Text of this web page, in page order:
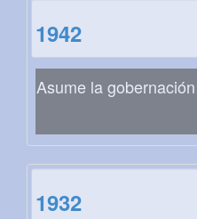
1942
Asume la
1932